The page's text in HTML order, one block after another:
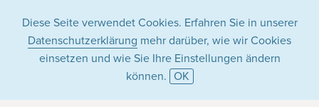
Diese Seite verwendet Cookies. Erfahren Sie in unserer
Datenschutzerklärung mehr darüber, wie wir Cookies
einsetzen und wie Sie Ihre Einstellungen ändern
können. OK